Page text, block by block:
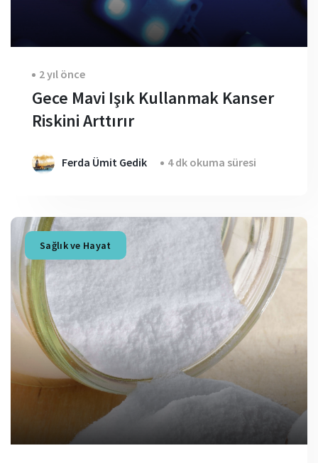
2 yıl önce
Gece Mavi Işık Kullanmak Kanser
Riskini Arttırır
Ferda Ümit Gedik 4 dk okuma süresi
Sağlık ve Hayat